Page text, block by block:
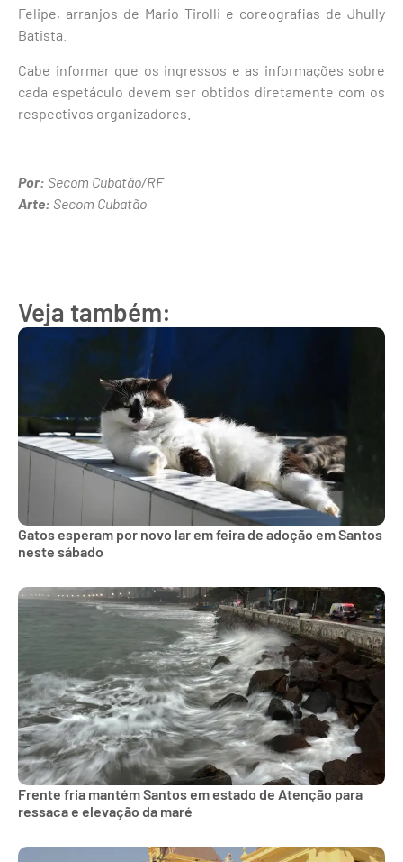
Felipe, arranjos de Mario Tirolli e coreografias de Jhully
Batista.
Cabe informar que os ingressos e as informações sobre
cada espetáculo devem ser obtidos diretamente com os
respectivos organizadores.
Por: Secom Cubatão/RF
Arte: Secom Cubatão
Veja também:
Gatos esperam por novo lar em feira de adoção em Santos
neste sábado
Frente fria mantém Santos em estado de Atenção para
ressaca e elevação da maré